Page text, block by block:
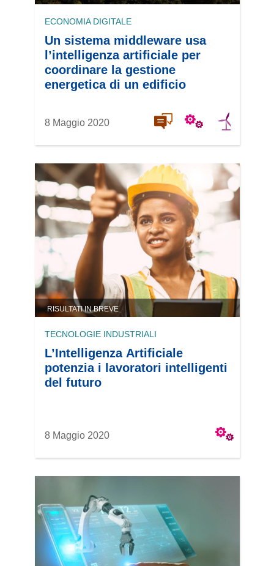
ECONOMIA DIGITALE
Un sistema middleware usa
l’intelligenza artificiale per
coordinare la gestione
energetica di un edificio
8 Maggio 2020
RISULTATI IN BREVE
TECNOLOGIE INDUSTRIALI
L’Intelligenza Artificiale
potenzia i lavoratori intelligenti
del futuro
8 Maggio 2020